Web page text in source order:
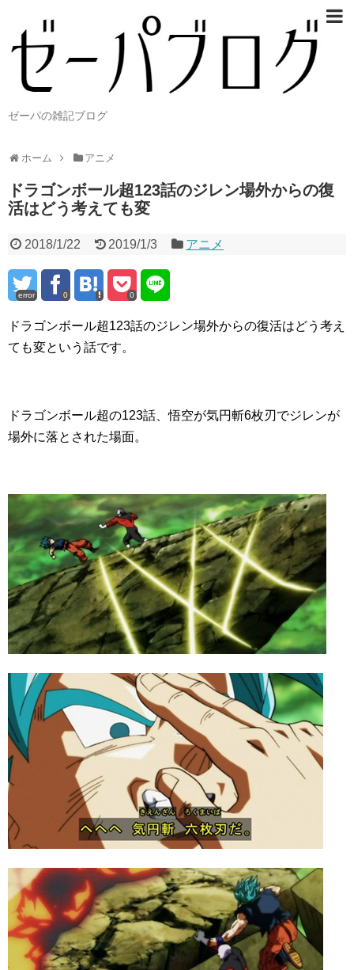
ゼーパの雑記ブログ
ホーム アニメ
ドラゴンボール超123話のジレン場外からの復
活はどう考えても変
2018/1/22 2019/1/3 アニメ
error 0 0
ドラゴンボール超123話のジレン場外からの復活はどう考え
ても変という話です。
ドラゴンボール超の123話、悟空が気円斬6枚刃でジレンが
場外に落とされた場面。